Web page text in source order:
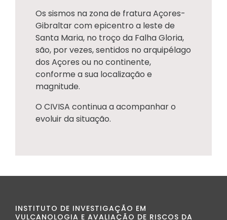
Os sismos na zona de fratura Açores-
Gibraltar com epicentro a leste de
Santa Maria, no troço da Falha Gloria,
são, por vezes, sentidos no arquipélago
dos Açores ou no continente,
conforme a sua localização e
magnitude.
O CIVISA continua a acompanhar o
evoluir da situação.
INSTITUTO DE INVESTIGAÇÃO EM
VULCANOLOGIA E AVALIAÇÃO DE RISCOS DA